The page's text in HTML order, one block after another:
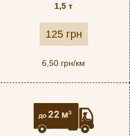
1,5 т
125 грн
6,50 грн/км